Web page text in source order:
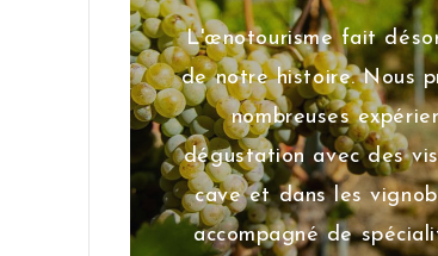
L'œnotourisme fait
de notre histoire. Nous
nombreuses
dégustation avec des
cave et dans les
accompagné de